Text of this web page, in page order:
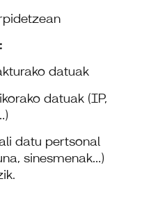
datuak
datuak (IP,
datu pertsonal
sinesmenak…)